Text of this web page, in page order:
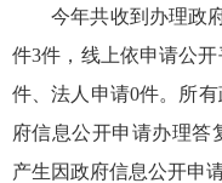
今年共收到办理政
件3件，线上依申请公
件、法人申请0件。所
府信息公开申请办理答
产生因政府信息公开申